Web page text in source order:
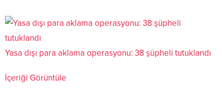
Yasa dışı para aklama operasyonu: 38 şüpheli tutuklandı
İçeriği Görüntüle